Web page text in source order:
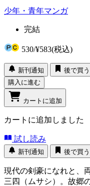
少年・青年マンガ
完結
530/¥583(税込)
新刊通知
後で買う
購入に進む
カートに追加
カートに追加しました
試し読み
新刊通知 後で買う
現代の剣豪になれと、
三四（ムサシ）。故郷